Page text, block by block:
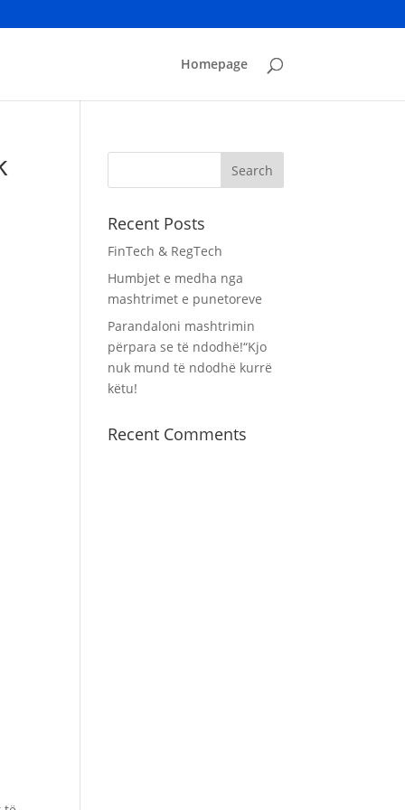
Homepage
Recent Posts
FinTech & RegTech
Humbjet e medha nga
mashtrimet e punetoreve
Parandaloni mashtrimin
përpara se të ndodhë!“Kjo
nuk mund të ndodhë kurrë
këtu!
Recent Comments